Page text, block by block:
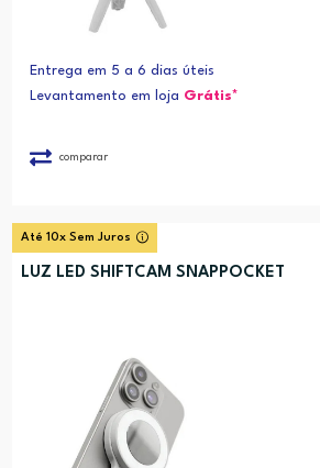
Entrega em 5 a 6 dias úteis
Levantamento em loja Grátis*
comparar
Até 10x Sem Juros
LUZ LED SHIFTCAM SNAPPOCKET